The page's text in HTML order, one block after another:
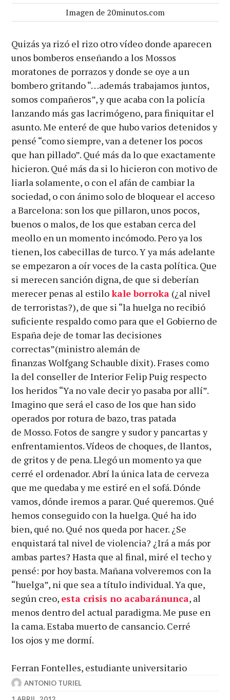
Imagen de 20minutos.com
Quizás ya rizó el rizo otro vídeo donde aparecen
unos bomberos enseñando a los Mossos
moratones de porrazos y donde se oye a un
bombero gritando “…además trabajamos juntos,
somos compañeros”, y que acaba con la policía
lanzando más gas lacrimógeno, para finiquitar el
asunto. Me enteré de que hubo varios detenidos y
pensé “como siempre, van a detener los pocos
que han pillado”. Qué más da lo que exactamente
hicieron. Qué más da si lo hicieron con motivo de
liarla solamente, o con el afán de cambiar la
sociedad, o con ánimo solo de bloquear el acceso
a Barcelona: son los que pillaron, unos pocos,
buenos o malos, de los que estaban cerca del
meollo en un momento incómodo. Pero ya los
tienen, los cabecillas de turco. Y ya más adelante
se empezaron a oír voces de la casta política. Que
si merecen sanción digna, de que si deberían
merecer penas al estilokale borroka (¿al nivel
de terroristas?), de que si “la huelga no recibió
suficiente respaldo como para que el Gobierno de
España deje de tomar las decisiones
correctas”(ministro alemán de
finanzas Wolfgang Schauble dixit). Frases como
la del conseller de Interior Felip Puig respecto
los heridos “Ya no vale decir yo pasaba por allí”.
Imagino que será el caso de los que han sido
operados por rotura de bazo, tras patada
de Mosso. Fotos de sangre y sudor y pancartas y
enfrentamientos. Vídeos de choques, de llantos,
de gritos y de pena. Llegó un momento ya que
cerré el ordenador. Abrí la única lata de cerveza
que me quedaba y me estiré en el sofá. Dónde
vamos, dónde iremos a parar. Qué queremos. Qué
hemos conseguido con la huelga. Qué ha ido
bien, qué no. Qué nos queda por hacer. ¿Se
enquistará tal nivel de violencia? ¿Irá a más por
ambas partes? Hasta que al final, miré el techo y
pensé: por hoy basta. Mañana volveremos con la
“huelga”, ni que sea a título individual. Ya que,
según creo, esta crisis no acabaránunca, al
menos dentro del actual paradigma. Me puse en
la cama. Estaba muerto de cansancio. Cerré
los ojos y me dormí.
Ferran Fontelles, estudiante universitario
ANTONIO TURIEL